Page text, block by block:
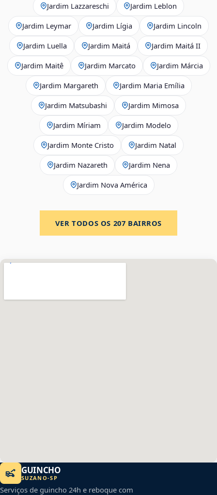
Jardim Lazzareschi Jardim Leblon
Jardim Leymar Jardim Lígia Jardim Lincoln
Jardim Luella Jardim Maitá Jardim Maitá II
Jardim Maitê Jardim Marcato Jardim Márcia
Jardim Margareth Jardim Maria Emília
Jardim Matsubashi Jardim Mimosa
Jardim Míriam Jardim Modelo
Jardim Monte Cristo Jardim Natal
Jardim Nazareth Jardim Nena
Jardim Nova América
VER TODOS OS 207 BAIRROS
GUINCHO
SUZANO-SP
Serviços de guincho 24h e reboque com